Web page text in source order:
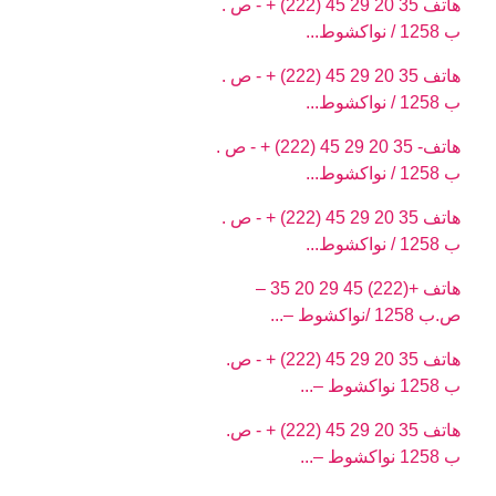
هاتف 35 20 29 45 (222) + - ص .
ب 1258 / نواكشوط...
هاتف 35 20 29 45 (222) + - ص .
ب 1258 / نواكشوط...
هاتف- 35 20 29 45 (222) + - ص .
ب 1258 / نواكشوط...
هاتف 35 20 29 45 (222) + - ص .
ب 1258 / نواكشوط...
هاتف +(222) 45 29 20 35 –
ص.ب 1258 /نواكشوط –...
هاتف 35 20 29 45 (222) + - ص.
ب 1258 نواكشوط –...
هاتف 35 20 29 45 (222) + - ص.
ب 1258 نواكشوط –...